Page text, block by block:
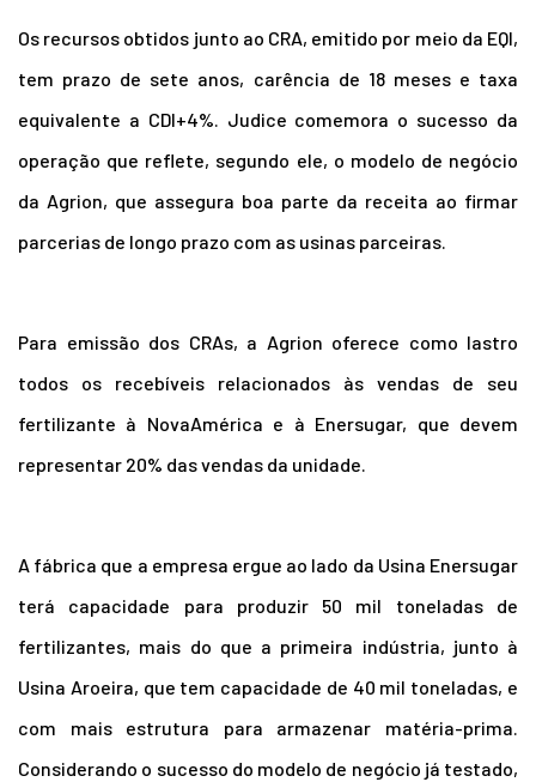
Os recursos obtidos junto ao CRA, emitido por meio da EQI,
tem prazo de sete anos, carência de 18 meses e taxa
equivalente a CDI+4%. Judice comemora o sucesso da
operação que reflete, segundo ele, o modelo de negócio
da Agrion, que assegura boa parte da receita ao firmar
parcerias de longo prazo com as usinas parceiras.
Para emissão dos CRAs, a Agrion oferece como lastro
todos os recebíveis relacionados às vendas de seu
fertilizante à NovaAmérica e à Enersugar, que devem
representar 20% das vendas da unidade.
A fábrica que a empresa ergue ao lado da Usina Enersugar
terá capacidade para produzir 50 mil toneladas de
fertilizantes, mais do que a primeira indústria, junto à
Usina Aroeira, que tem capacidade de 40 mil toneladas, e
com mais estrutura para armazenar matéria-prima.
Considerando o sucesso do modelo de negócio já testado,